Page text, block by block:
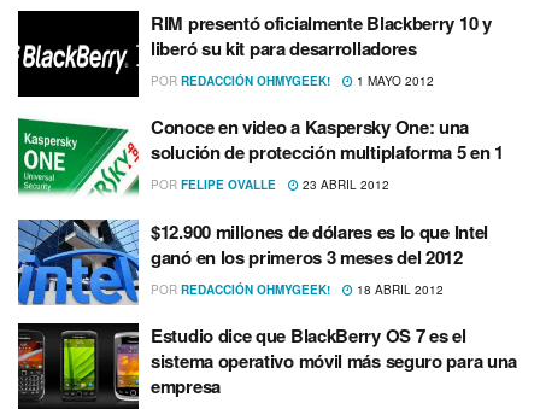
RIM presentó oficialmente Blackberry 10 y
liberó su kit para desarrolladores
POR REDACCIÓN OHMYGEEK! 1 MAYO 2012
Conoce en video a Kaspersky One: una
solución de protección multiplaforma 5 en 1
POR FELIPE OVALLE 23 ABRIL 2012
$12.900 millones de dólares es lo que Intel
ganó en los primeros 3 meses del 2012
POR REDACCIÓN OHMYGEEK! 18 ABRIL 2012
Estudio dice que BlackBerry OS 7 es el
sistema operativo móvil más seguro para una
empresa